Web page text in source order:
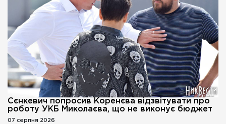
Сєнкевич попросив Коренєва відзвітувати про
роботу УКБ Миколаєва, що не виконує бюджет
07 серпня 2026